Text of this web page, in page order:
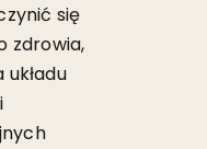
się
zdrowia,